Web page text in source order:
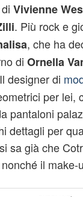
Vivienne
. Più rock e
, che ha
di Ornella
designer di
per lei,
pantaloni
dettagli per
sa già che
il make-